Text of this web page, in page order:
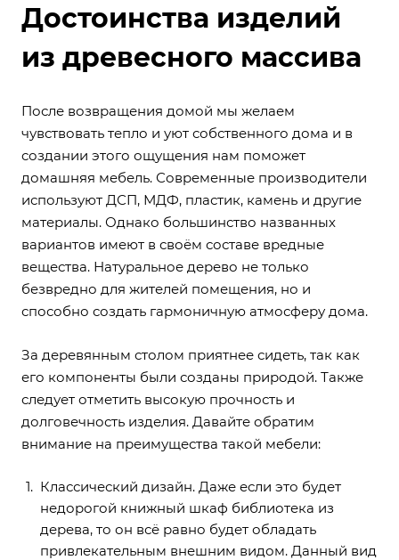
Достоинства изделий
из древесного массива
После возвращения домой мы желаем
чувствовать тепло и уют собственного дома и в
создании этого ощущения нам поможет
домашняя мебель. Современные производители
используют ДСП, МДФ, пластик, камень и другие
материалы. Однако большинство названных
вариантов имеют в своём составе вредные
вещества. Натуральное дерево не только
безвредно для жителей помещения, но и
способно создать гармоничную атмосферу дома.
За деревянным столом приятнее сидеть, так как
его компоненты были созданы природой. Также
следует отметить высокую прочность и
долговечность изделия. Давайте обратим
внимание на преимущества такой мебели:
Классический дизайн. Даже если это будет
недорогой книжный шкаф библиотека из
дерева, то он всё равно будет обладать
привлекательным внешним видом. Данный вид